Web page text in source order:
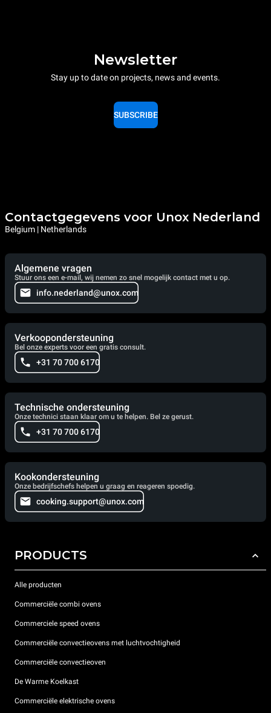
Newsletter
Stay up to date on projects, news and events.
SUBSCRIBE
Contactgegevens voor Unox Nederland
Belgium | Netherlands
Algemene vragen
Stuur ons een e-mail, wij nemen zo snel mogelijk contact met u op.
info.nederland@unox.com
Verkoopondersteuning
Bel onze experts voor een gratis consult.
+31 70 700 6170
Technische ondersteuning
Onze technici staan klaar om u te helpen. Bel ze gerust.
+31 70 700 6170
Kookondersteuning
Onze bedrijfschefs helpen u graag en reageren spoedig.
cooking.support@unox.com
PRODUCTS
Alle producten
Commerciële combi ovens
Commerciele speed ovens
Commerciële convectieovens met luchtvochtigheid
Commerciële convectieoven
De Warme Koelkast
Commerciële elektrische ovens